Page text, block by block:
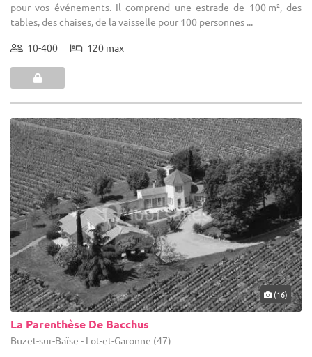
pour vos événements. Il comprend une estrade de 100 m², des
tables, des chaises, de la vaisselle pour 100 personnes ...
10-400 120 max
(16)
La Parenthèse De Bacchus
Buzet-sur-Baïse - Lot-et-Garonne (47)